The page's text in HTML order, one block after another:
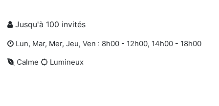
Jusqu'à 100 invités
Lun, Mar, Mer, Jeu, Ven : 8h00 - 12h00, 14h00 - 18h00
Calme
Lumineux